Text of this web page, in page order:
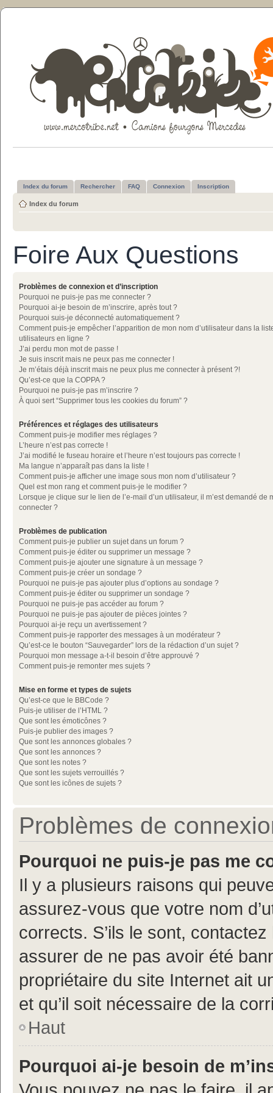
Index du forum Rechercher FAQ Connexion Inscription
Index du forum
Foire Aux Questions
Problèmes de connexion et d’inscription
Pourquoi ne puis-je pas me connecter ?
Pourquoi ai-je besoin de m’inscrire, après tout ?
Pourquoi suis-je déconnecté automatiquement ?
Comment puis-je empêcher l’apparition de mon nom d’utilisateur dans la
utilisateurs en ligne ?
J’ai perdu mon mot de passe !
Je suis inscrit mais ne peux pas me connecter !
Je m’étais déjà inscrit mais ne peux plus me connecter à présent ?!
Qu’est-ce que la COPPA ?
Pourquoi ne puis-je pas m’inscrire ?
À quoi sert “Supprimer tous les cookies du forum” ?
Préférences et réglages des utilisateurs
Comment puis-je modifier mes réglages ?
L’heure n’est pas correcte !
J’ai modifié le fuseau horaire et l’heure n’est toujours pas correcte !
Ma langue n’apparaît pas dans la liste !
Comment puis-je afficher une image sous mon nom d’utilisateur ?
Quel est mon rang et comment puis-je le modifier ?
Lorsque je clique sur le lien de l’e-mail d’un utilisateur, il m’est demandé de
connecter ?
Problèmes de publication
Comment puis-je publier un sujet dans un forum ?
Comment puis-je éditer ou supprimer un message ?
Comment puis-je ajouter une signature à un message ?
Comment puis-je créer un sondage ?
Pourquoi ne puis-je pas ajouter plus d’options au sondage ?
Comment puis-je éditer ou supprimer un sondage ?
Pourquoi ne puis-je pas accéder au forum ?
Pourquoi ne puis-je pas ajouter de pièces jointes ?
Pourquoi ai-je reçu un avertissement ?
Comment puis-je rapporter des messages à un modérateur ?
Qu’est-ce le bouton “Sauvegarder” lors de la rédaction d’un sujet ?
Pourquoi mon message a-t-il besoin d’être approuvé ?
Comment puis-je remonter mes sujets ?
Mise en forme et types de sujets
Qu’est-ce que le BBCode ?
Puis-je utiliser de l’HTML ?
Que sont les émoticônes ?
Puis-je publier des images ?
Que sont les annonces globales ?
Que sont les annonces ?
Que sont les notes ?
Que sont les sujets verrouillés ?
Que sont les icônes de sujets ?
Problèmes de
Pourquoi ne puis-je pas me
Il y a plusieurs raisons qui
assurez-vous que votre nom
corrects. S’ils le sont,
assurer de ne pas avoir été
propriétaire du site Internet ait
et qu’il soit nécessaire de la
Haut
Pourquoi ai-je besoin de